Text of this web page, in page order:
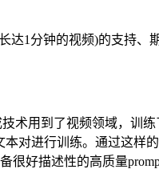
达1分钟的视频)的支持、
术用到了视频领域，训
对进行训练。通过这样
好描述性的高质量